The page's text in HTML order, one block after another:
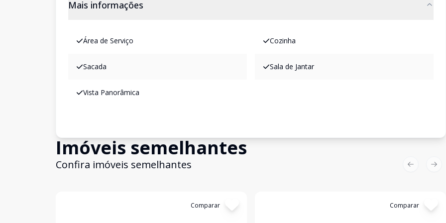
Mais informações
Área de Serviço Cozinha
Sacada Sala de Jantar
Vista Panorâmica
Imóveis semelhantes
Confira imóveis semelhantes
Comparar Comparar
Previous